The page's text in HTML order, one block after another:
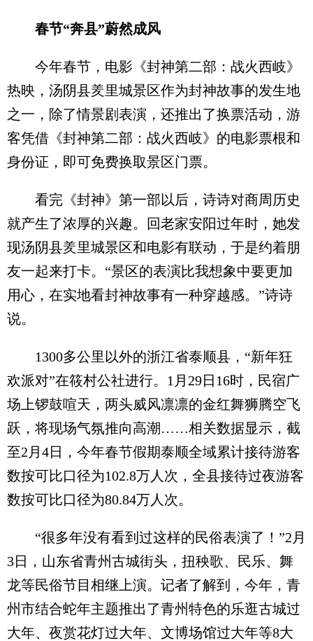
春节“奔县”蔚然成风
今年春节，电影《封神第二部：战火西岐》
热映，汤阴县羑里城景区作为封神故事的发生地
之一，除了情景剧表演，还推出了换票活动，游
客凭借《封神第二部：战火西岐》的电影票根和
身份证，即可免费换取景区门票。
看完《封神》第一部以后，诗诗对商周历史
就产生了浓厚的兴趣。回老家安阳过年时，她发
现汤阴县羑里城景区和电影有联动，于是约着朋
友一起来打卡。“景区的表演比我想象中要更加
用心，在实地看封神故事有一种穿越感。”诗诗
说。
1300多公里以外的浙江省泰顺县，“新年狂
欢派对”在筱村公社进行。1月29日16时，民宿广
场上锣鼓喧天，两头威风凛凛的金红舞狮腾空飞
跃，将现场气氛推向高潮……相关数据显示，截
至2月4日，今年春节假期泰顺全域累计接待游客
数按可比口径为102.8万人次，全县接待过夜游客
数按可比口径为80.84万人次。
“很多年没有看到过这样的民俗表演了！”2月
3日，山东省青州古城街头，扭秧歌、民乐、舞
龙等民俗节目相继上演。记者了解到，今年，青
州市结合蛇年主题推出了青州特色的乐逛古城过
大年、夜赏花灯过大年、文博场馆过大年等8大